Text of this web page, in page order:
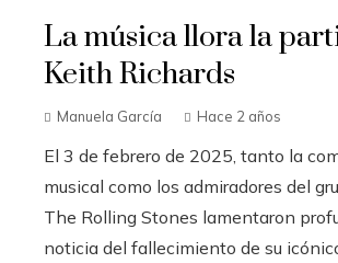
La música llora la
Keith Richards
Manuela García Hace 2 años
El 3 de febrero de 2025, tanto la
musical como los admiradores del
The Rolling Stones lamentaron
noticia del fallecimiento de su